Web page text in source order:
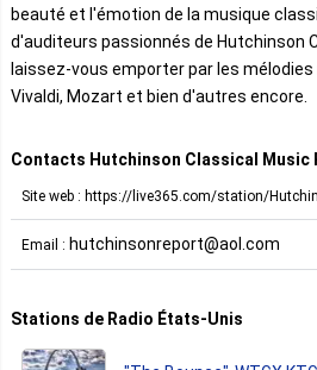
beauté et l'émotion de la musique
d'auditeurs passionnés de Hutchinson
laissez-vous emporter par les
Vivaldi, Mozart et bien d'autres encore.
Contacts Hutchinson Classical Music
Site web : https://live365.com/station/
Email : hutchinsonreport@aol.com
Stations de Radio États-Unis